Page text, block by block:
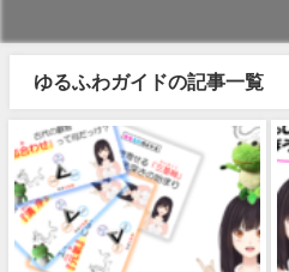
ゆるふわガイドの記事一覧